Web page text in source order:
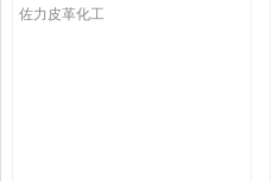
佐力皮革化工